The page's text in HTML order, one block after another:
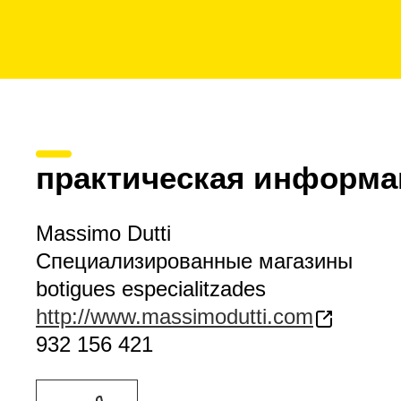
практическая
Massimo Dutti
Специализированные магазины
botigues especialitzades
http://www.massimodutti.com
932 156 421